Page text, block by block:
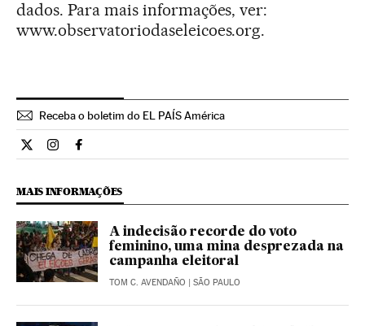
dados. Para mais informações, ver:
www.observatoriodaseleicoes.org.
Receba o boletim do EL PAÍS América
Opiniao El País Brasil en Twitter
Opiniao El País Brasil en Instagram
Opiniao El País Brasil en Facebook
MAIS INFORMAÇÕES
A indecisão recorde do voto
feminino, uma mina desprezada na
campanha eleitoral
TOM C. AVENDAÑO | SÃO PAULO